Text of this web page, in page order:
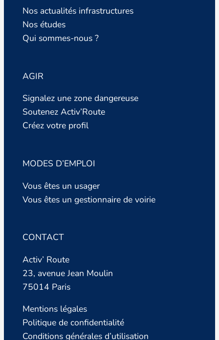
Nos actualités infrastructures
Nos études
Qui sommes-nous ?
AGIR
Signalez une zone dangereuse
Soutenez Activ’Route
Créez votre profil
MODES D’EMPLOI
Vous êtes un usager
Vous êtes un gestionnaire de voirie
CONTACT
Activ’ Route
23, avenue Jean Moulin
75014 Paris
Mentions légales
Politique de confidentialité
Conditions générales d’utilisation